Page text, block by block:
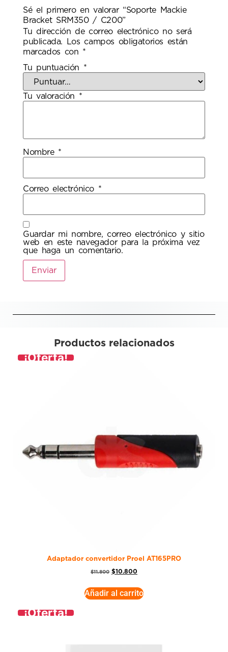
Sé el primero en valorar “Soporte Mackie
Bracket SRM350 / C200”
Tu dirección de correo electrónico no será
publicada.
Los campos obligatorios están
marcados con *
Tu puntuación *
Tu valoración *
Nombre *
Correo electrónico *
Guardar mi nombre, correo electrónico y sitio
web en este navegador para la próxima vez
que haga un comentario.
Productos relacionados
¡Oferta!
Adaptador convertidor Proel AT165PRO
$11.800 $10.800
Añadir al carrito
¡Oferta!